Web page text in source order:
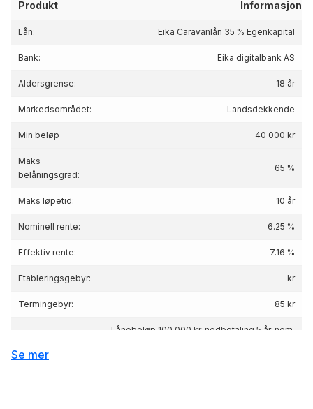
Produkt Informasjon
Lån: Eika Caravanlån 35 % Egenkapital
Bank: Eika digitalbank AS
Aldersgrense: 18 år
Markedsområdet: Landsdekkende
Min beløp 40 000 kr
Maks
belåningsgrad:
65 %
Maks løpetid: 10 år
Nominell rente: 6.25 %
Effektiv rente: 7.16 %
Etableringsgebyr: kr
Termingebyr: 85 kr
Lånebeløp 100 000 kr, nedbetaling 5 år, nom.
Se mer